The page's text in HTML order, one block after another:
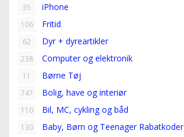
35 iPhone
106 Fritid
62 Dyr + dyreartikler
238 Computer og elektronik
11 Børne Tøj
747 Bolig, have og interiør
110 Bil, MC, cykling og båd
130 Baby, Børn og Teenager Rabatkoder